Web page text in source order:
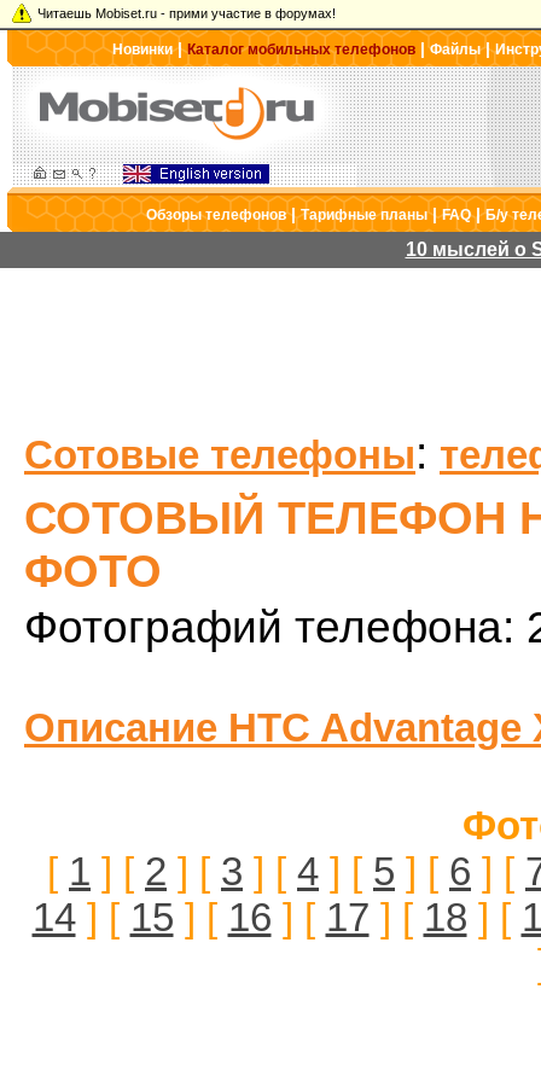
Читаешь Mobiset.ru - прими участие в форумах!
Новинки|Каталог мобильных телефонов |Файлы|
Обзоры телефонов|Тарифные планы|FAQ|Б/у
10 мыслей о
Сотовые телефоны:
СОТОВЫЙ ТЕЛЕФОН
ФОТО
Фотографий телефона:
Описание HTC Advantage
[ 1 ] [ 2 ] [ 3 ] [ 4 ] [ 5 ] [ 6 ] [
14] [ 15 ] [ 16 ] [ 17 ] [ 18 ] [